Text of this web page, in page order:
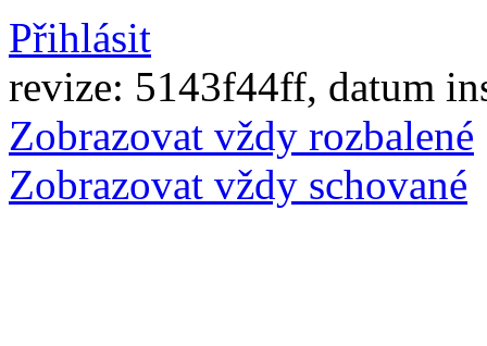
Přihlásit
revize: 5143f44ff, datum
Zobrazovat vždy rozbalené
Zobrazovat vždy schované